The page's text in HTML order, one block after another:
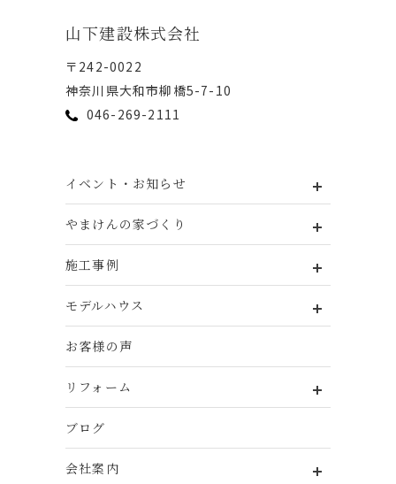
⼭下建設株式会社
〒242-0022
神奈川県⼤和市柳橋5-7-10
046-269-2111
イベント・お知らせ
やまけんの家づくり
施工事例
モデルハウス
お客様の声
リフォーム
ブログ
会社案内